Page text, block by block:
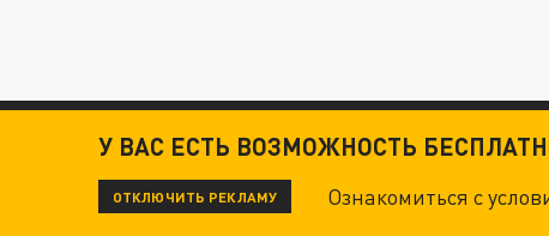
У ВАС ЕСТЬ ВОЗМОЖНОСТЬ
ОТКЛЮЧИТЬ РЕКЛАМУ Ознакомиться с